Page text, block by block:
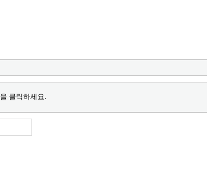
클릭하세요.